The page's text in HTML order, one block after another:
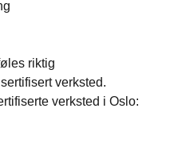
riktig
verksted.
verksted i Oslo: